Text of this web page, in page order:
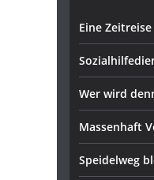
Eine
Wer wird
Massenhaft
Speidelweg